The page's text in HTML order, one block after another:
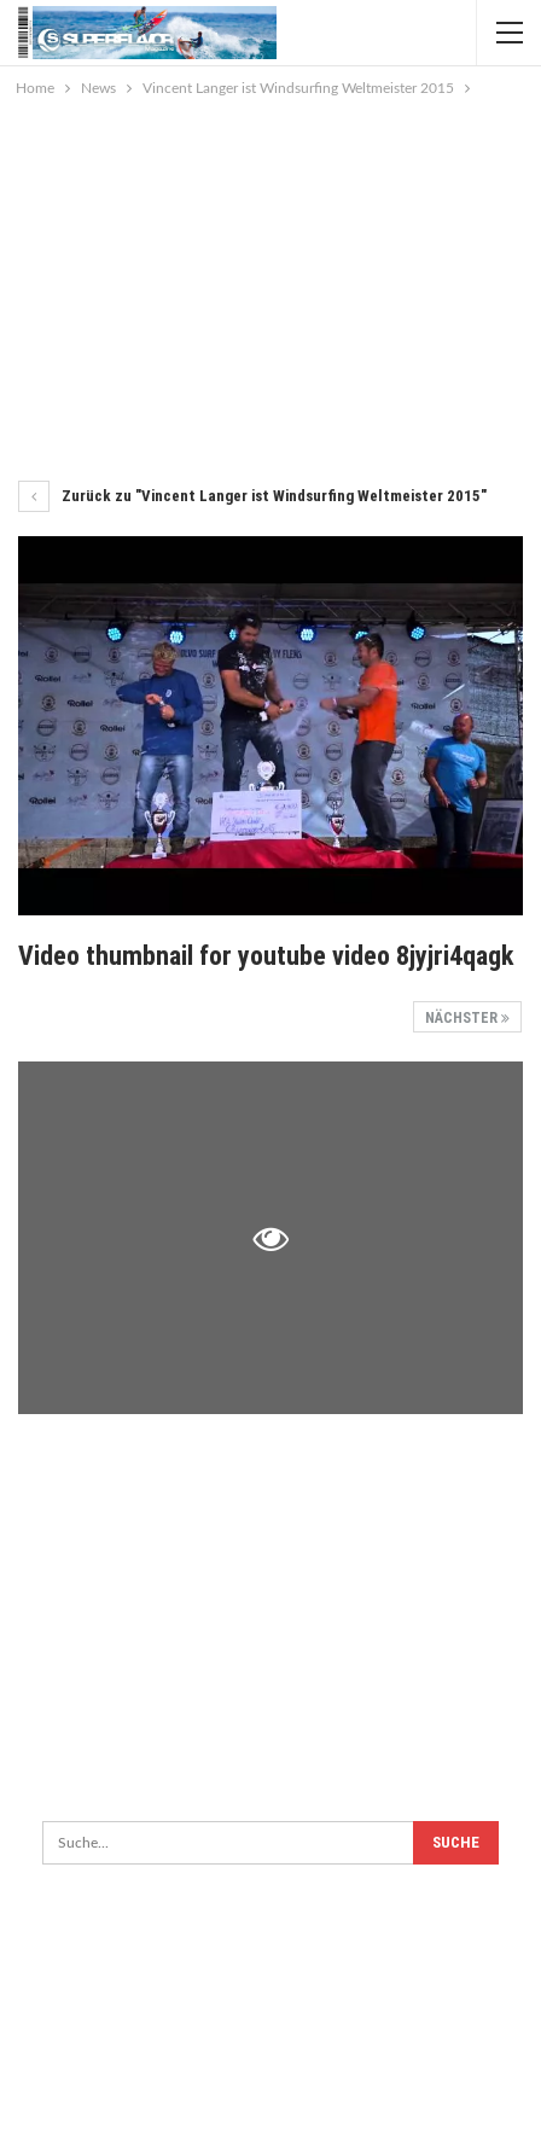
Home News Vincent Langer ist Windsurfing Weltmeister 2015
Zurück zu "Vincent Langer ist Windsurfing Weltmeister 2015"
Video thumbnail for youtube video 8jyjri4qagk
NÄCHSTER